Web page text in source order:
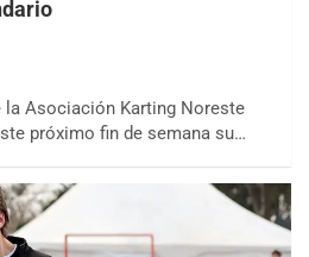
la Asociación Karting Noreste
próximo fin de semana su…